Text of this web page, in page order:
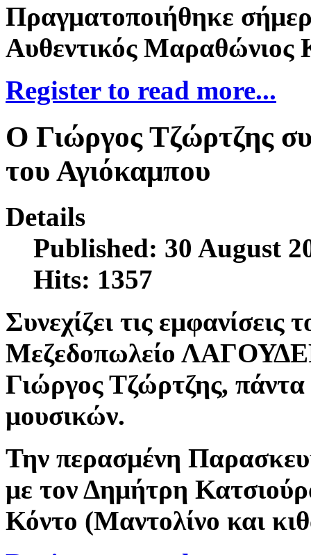
Πραγματοποιήθηκε
Αυθεντικός Μαραθώνιος
Register to read more...
Ο Γιώργος Τζώρτζης
του Αγιόκαμπου
Details
Published: 30 August
Hits: 1357
Συνεχίζει τις εμφανίσεις
Μεζεδοπωλείο
Γιώργος Τζώρτζης,
μουσικών.
Την περασμένη
με τον Δημήτρη
Κόντο (Μαντολίνο και